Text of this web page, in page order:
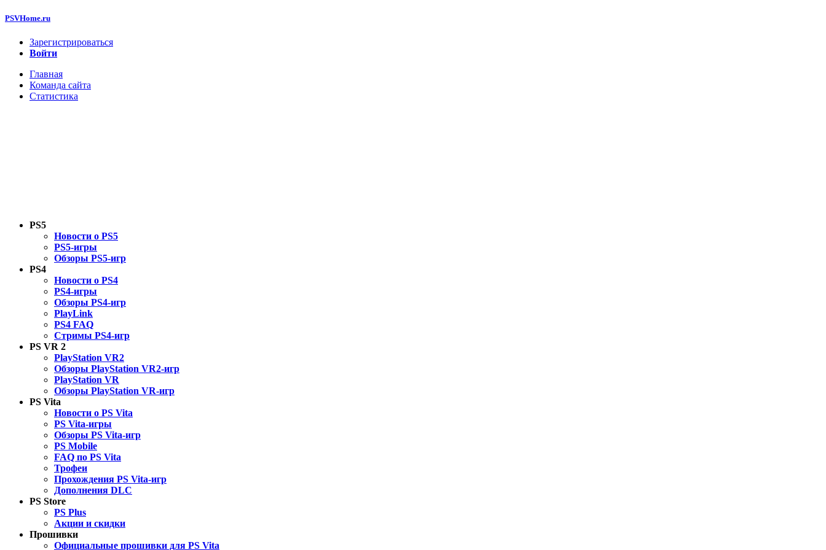
PSVHome.ru
Зарегистрироваться
Войти
Главная
Команда сайта
Статистика
PS5
Новости о PS5
PS5-игры
Обзоры PS5-игр
PS4
Новости о PS4
PS4-игры
Обзоры PS4-игр
PlayLink
PS4 FAQ
Стримы PS4-игр
PS VR 2
PlayStation VR2
Обзоры PlayStation VR2-игр
PlayStation VR
Обзоры PlayStation VR-игр
PS Vita
Новости о PS Vita
PS Vita-игры
Обзоры PS Vita-игр
PS Mobile
FAQ по PS Vita
Трофеи
Прохождения PS Vita-игр
Дополнения DLC
PS Store
PS Plus
Акции и скидки
Прошивки
Официальные прошивки для PS Vita